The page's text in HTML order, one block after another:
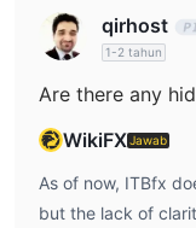
qirhost
1-2 tahun
Are there any
WikiFXJawab
As of now, ITBfx
but the lack of